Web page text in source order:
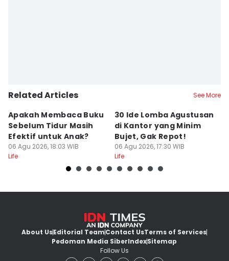
Related Articles See More
Apakah Membaca Buku
Sebelum Tidur Masih
Efektif untuk Anak?
06 Agu 2026, 18:03 WIB
Life
30 Ide Lomba Agustusan
di Kantor yang Minim
Bujet, Gak Repot!
06 Agu 2026, 17:30 WIB
Life
About UsEditorial TeamContact UsTerms of Services
Pedoman Media SiberIndexSitemap
Follow Us